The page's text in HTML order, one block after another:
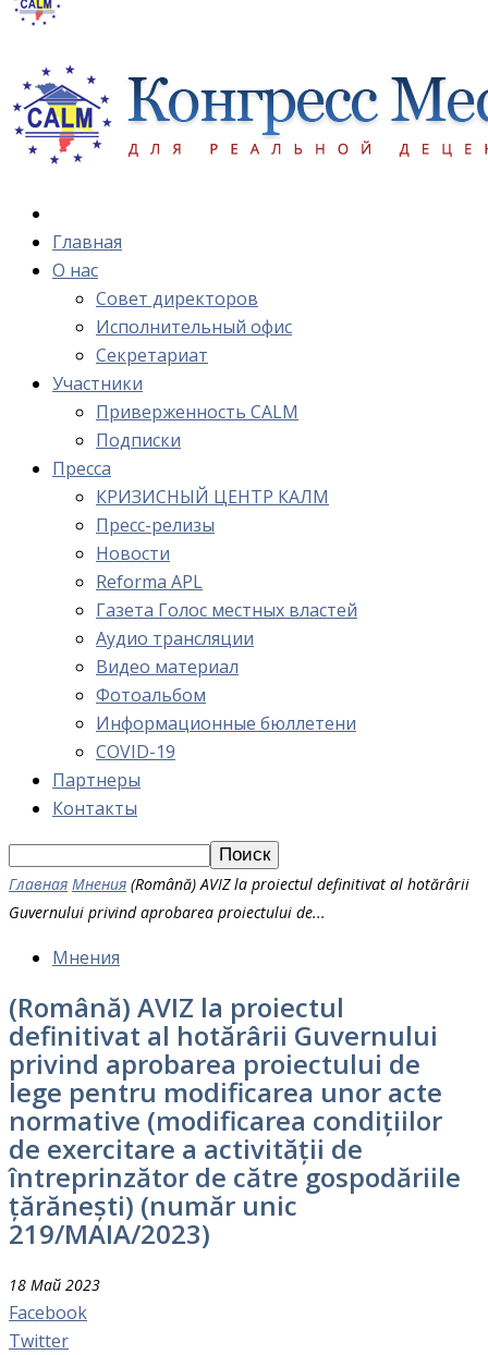
Главная
О нас
Cовет директоров
Исполнительный офис
Cекретариат
Участники
Приверженность CALM
Подписки
Пресса
КРИЗИСНЫЙ ЦЕНТР КАЛМ
Пресс-релизы
Новости
Reforma APL
Газета Голос местных властей
Аудио трансляции
Видео материал
Фотоальбом
Информационные бюллетени
COVID-19
Партнеры
Контакты
Главная Мнения (Română) AVIZ la proiectul definitivat al hotărârii
Guvernului privind aprobarea proiectului de...
Мнения
(Română) AVIZ la proiectul
definitivat al hotărârii Guvernului
privind aprobarea proiectului de
lege pentru modificarea unor acte
normative (modificarea condițiilor
de exercitare a activității de
întreprinzător de către gospodăriile
țărănești) (număr unic
219/MAIA/2023)
18 Май 2023
Facebook
Twitter